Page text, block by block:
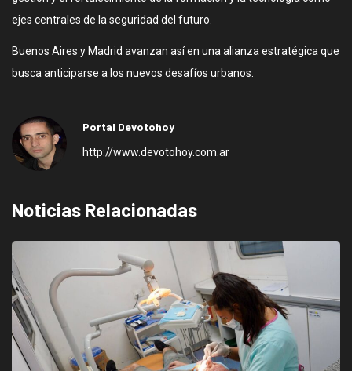
ejes centrales de la seguridad del futuro.
Buenos Aires y Madrid avanzan así en una alianza estratégica que
busca anticiparse a los nuevos desafíos urbanos.
Portal Devotohoy
http://www.devotohoy.com.ar
Noticias Relacionadas